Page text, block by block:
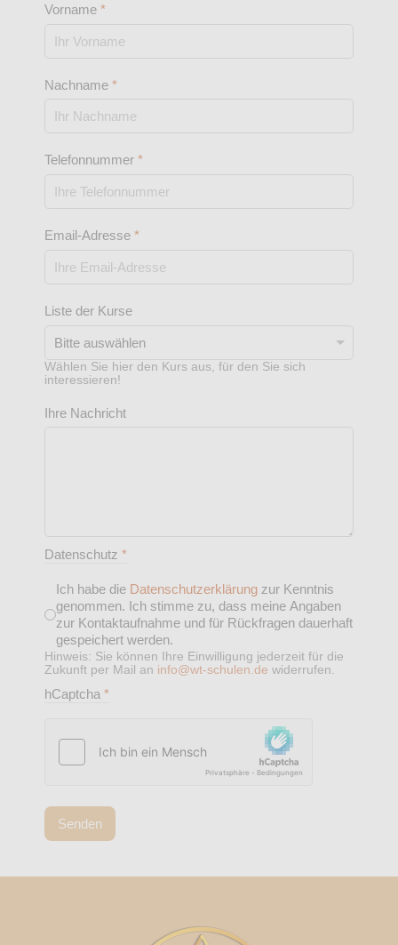
Vorname *
Nachname *
Telefonnummer *
Email-Adresse *
Liste der Kurse
Wählen Sie hier den Kurs aus, für den Sie sich
interessieren!
Ihre Nachricht
Datenschutz *
Ich habe die Datenschutzerklärung zur Kenntnis
genommen. Ich stimme zu, dass meine Angaben
zur Kontaktaufnahme und für Rückfragen dauerhaft
gespeichert werden.
Hinweis: Sie können Ihre Einwilligung jederzeit für die
Zukunft per Mail an info@wt-schulen.de widerrufen.
hCaptcha *
Senden